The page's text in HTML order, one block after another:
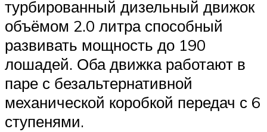
турбированный дизельный движок
объёмом 2.0 литра способный
развивать мощность до 190
лошадей. Оба движка работают в
паре с безальтернативной
механической коробкой передач с 6
ступенями.